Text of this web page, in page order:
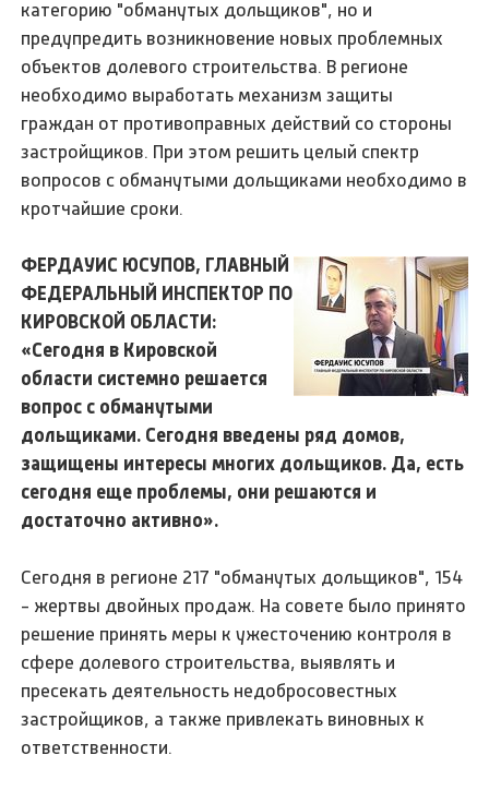
категорию "обманутых дольщиков", но и
предупредить возникновение новых проблемных
объектов долевого строительства. В регионе
необходимо выработать механизм защиты
граждан от противоправных действий со стороны
застройщиков. При этом решить целый спектр
вопросов с обманутыми дольщиками необходимо в
кротчайшие сроки.
ФЕРДАУИС ЮСУПОВ, ГЛАВНЫЙ
ФЕДЕРАЛЬНЫЙ ИНСПЕКТОР ПО
КИРОВСКОЙ ОБЛАСТИ:
«Сегодня в Кировской
области системно решается
вопрос с обманутыми
дольщиками. Сегодня введены ряд домов,
защищены интересы многих дольщиков. Да, есть
сегодня еще проблемы, они решаются и
достаточно активно».
Сегодня в регионе 217 "обманутых дольщиков", 154
- жертвы двойных продаж. На совете было принято
решение принять меры к ужесточению контроля в
сфере долевого строительства, выявлять и
пресекать деятельность недобросовестных
застройщиков, а также привлекать виновных к
ответственности.